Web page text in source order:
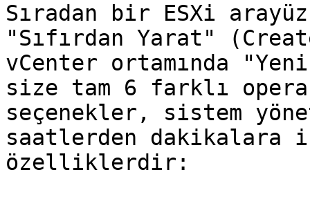
Sıradan bir ESXi
"Sıfırdan Yarat"
vCenter ortamında
size tam 6 farklı
seçenekler, sistem
saatlerden dakikalara
özelliklerdir: